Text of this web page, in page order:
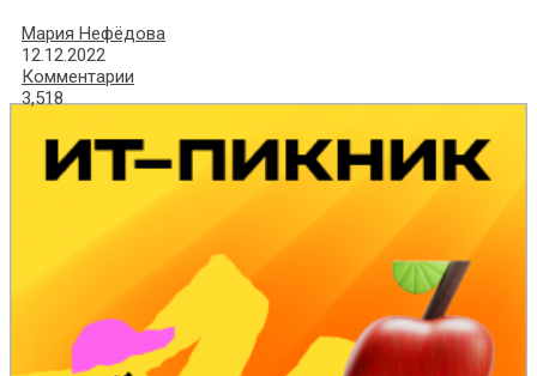
Мария Нефёдова
12.12.2022
Комментарии
3,518